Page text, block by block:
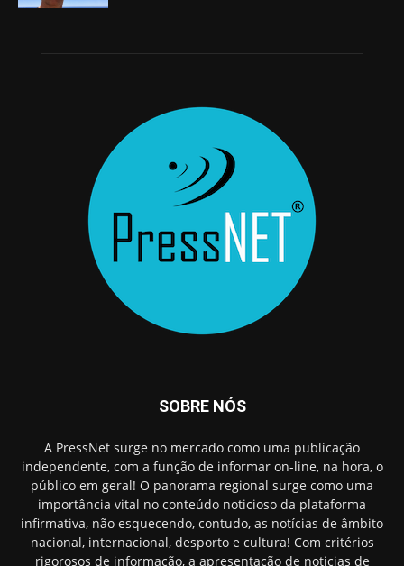
SOBRE NÓS
A PressNet surge no mercado como uma publicação
independente, com a função de informar on-line, na hora, o
público em geral! O panorama regional surge como uma
importância vital no conteúdo noticioso da plataforma
infirmativa, não esquecendo, contudo, as notícias de âmbito
nacional, internacional, desporto e cultura! Com critérios
rigorosos de informação, a apresentação de noticias de